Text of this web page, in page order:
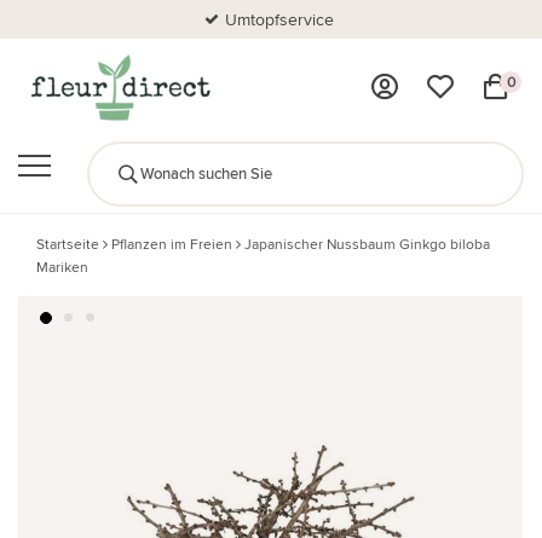
Umtopfservice
0
Startseite Pflanzen im Freien
Japanischer Nussbaum Ginkgo biloba
Mariken